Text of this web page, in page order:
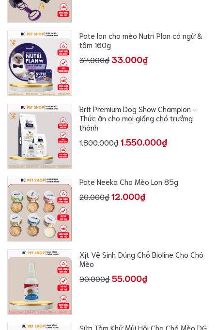
Pate lon cho mèo Nutri Plan cá ngừ &
tôm 160g
37.000₫33.000₫
Brit Premium Dog Show Champion –
Thức ăn cho mọi giống chó trưởng
thành
1.800.000₫1.550.000₫
Pate Neeka Cho Mèo Lon 85g
20.000₫12.000₫
Xịt Vệ Sinh Đúng Chỗ Bioline Cho Chó
Mèo
90.000₫55.000₫
Sữa Tắm Khử Mùi Hôi Cho Chó Mèo DG